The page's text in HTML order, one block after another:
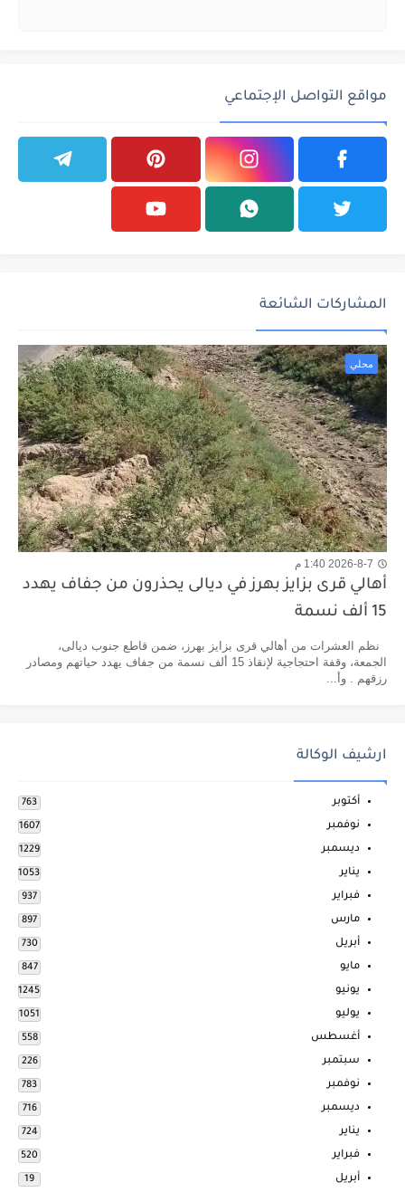
مواقع التواصل الإجتماعي
المشاركات الشائعة
محلي
2026-8-7 1:40 م
أهالي قرى بزايز بهرز في ديالى يحذرون من جفاف يهدد
15 ألف نسمة
نظم العشرات من أهالي قرى بزايز بهرز، ضمن قاطع جنوب ديالى،
الجمعة، وقفة احتجاجية لإنقاذ 15 ألف نسمة من جفاف يهدد حياتهم ومصادر
رزقهم . وأ...
ارشيف الوكالة
أكتوبر 763
نوفمبر 1607
ديسمبر 1229
يناير 1053
فبراير 937
مارس 897
أبريل 730
مايو 847
يونيو 1245
يوليو 1051
أغسطس 558
سبتمبر 226
نوفمبر 783
ديسمبر 716
يناير 724
فبراير 520
أبريل 19